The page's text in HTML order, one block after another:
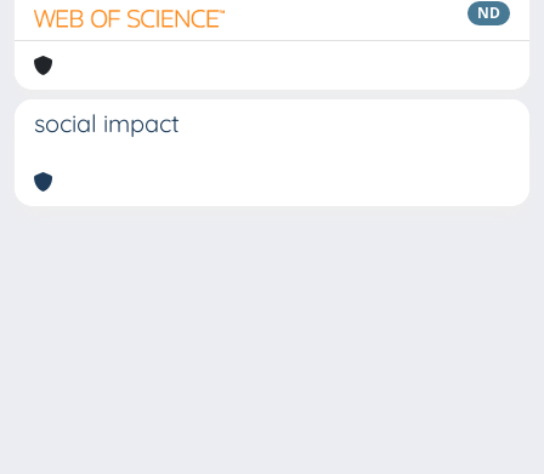
ND
social impact